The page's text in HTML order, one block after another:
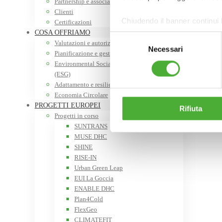
Chiudendo il banner
consenso
Necessari
Rifiuta
Clienti
Certificazioni
COSA OFFRIAMO
Valutazioni e autorizzazioni ambientali
Pianificazione e gestione energetica
Environmental Social & Governance
(ESG)
Adattamento e resilienza
Economia Circolare
PROGETTI EUROPEI
Progetti in corso
SUNTRANS
MUSE DHC
SHINE
RISE-IN
Urban Green Leap
EUI La Goccia
ENABLE DHC
Plan4Cold
FlexGeo
CLIMATEFIT
eM.: info@ambienteitalia.it
Ambiente Italia
Laura Conti
Teresa Freixo Santos
Direttore Tecnico Ambiente Italia
Amministrativa e Legale
Via Carlo Poerio, 39